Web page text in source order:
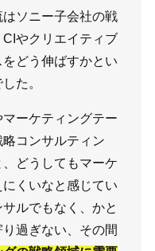
ソニー子会社の戦
やクリエイティブ
どう伸ばすかとい
た。
ーケティングテー
コンサルティン
どうしてもマーケ
くいなと感じてい
ルでもなく、かと
過ぎない、その間